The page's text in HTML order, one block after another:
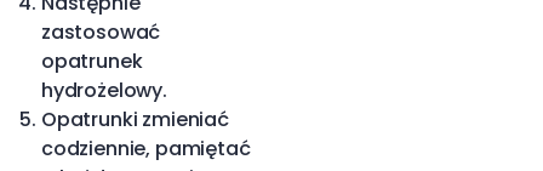
zastosować
opatrunek
hydrożelowy.
Opatrunki zmieniać
codziennie, pamiętać